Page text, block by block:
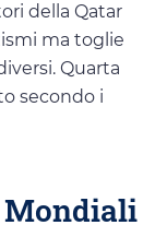
della Qatar
ma toglie
Quarta
secondo i
Mondiali